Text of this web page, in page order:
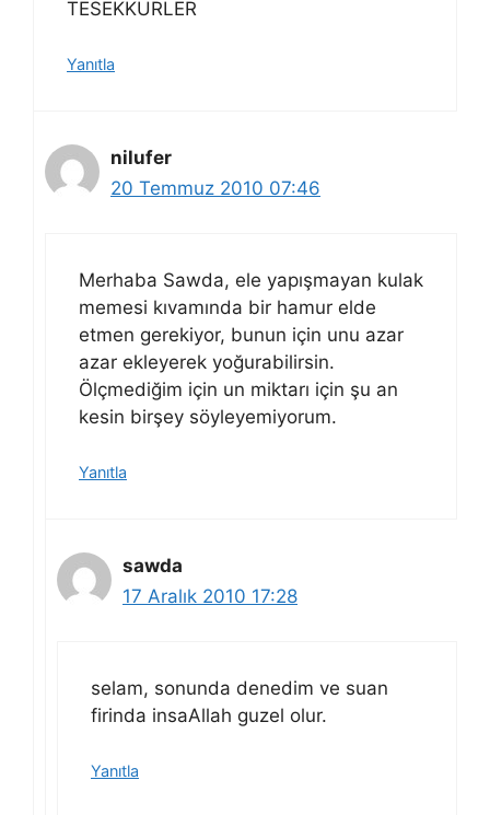
TESEKKURLER
Yanıtla
nilufer
20 Temmuz 2010 07:46
Merhaba Sawda, ele yapışmayan kulak
memesi kıvamında bir hamur elde
etmen gerekiyor, bunun için unu azar
azar ekleyerek yoğurabilirsin.
Ölçmediğim için un miktarı için şu an
kesin birşey söyleyemiyorum.
Yanıtla
sawda
17 Aralık 2010 17:28
selam, sonunda denedim ve suan
firinda insaAllah guzel olur.
Yanıtla